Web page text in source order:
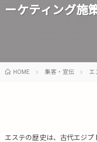
ーケティング施
HOME 集客・宣伝 エ
エステの歴史は、古代エジ